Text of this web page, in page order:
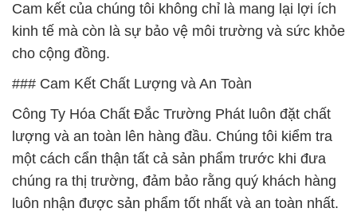
Cam kết của chúng tôi không chỉ là mang lại lợi ích
kinh tế mà còn là sự bảo vệ môi trường và sức khỏe
cho cộng đồng.
### Cam Kết Chất Lượng và An Toàn
Công Ty Hóa Chất Đắc Trường Phát luôn đặt chất
lượng và an toàn lên hàng đầu. Chúng tôi kiểm tra
một cách cẩn thận tất cả sản phẩm trước khi đưa
chúng ra thị trường, đảm bảo rằng quý khách hàng
luôn nhận được sản phẩm tốt nhất và an toàn nhất.